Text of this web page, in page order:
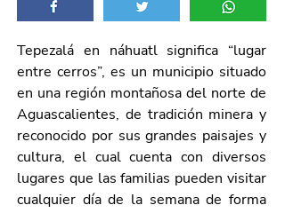
Tepezalá en náhuatl significa “lugar
entre cerros”, es un municipio situado
en una región montañosa del norte de
Aguascalientes, de tradición minera y
reconocido por sus grandes paisajes y
cultura, el cual cuenta con diversos
lugares que las familias pueden visitar
cualquier día de la semana de forma